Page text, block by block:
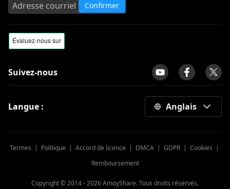
Confirmer
Suivez-nous
Langue : Anglais
Termes | Politique | Accord de licence | DMCA| GDPR| Cookies |
Remboursement
Copyright © 2014 -2026AmoyShare. Tous droits réservés.